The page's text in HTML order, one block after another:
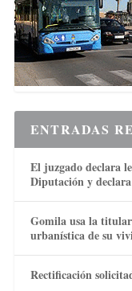
ENTRADAS
El juzgado declara
Diputación y
Gomila usa la
urbanística de su
Rectificación